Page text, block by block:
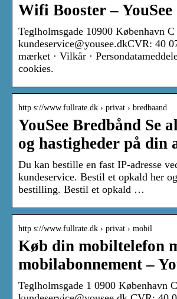
Wifi Booster – YouSee
Teglholmsgade 10900 København C
kundeservice@yousee.dkCVR: 40
mærket · Vilkår ·
cookies.
http s://www.fullrate.dk › privat › bredbaand
YouSee Bredbånd Se
og hastigheder på din
Du kan bestille en fast IP-adresse
kundeservice. Bestil et opkald her
bestilling. Bestil et opkald …
http s://www.fullrate.dk › privat › mobil
Køb din mobiltelefon
mobilabonnement –
Teglholmsgade 1 0900 København